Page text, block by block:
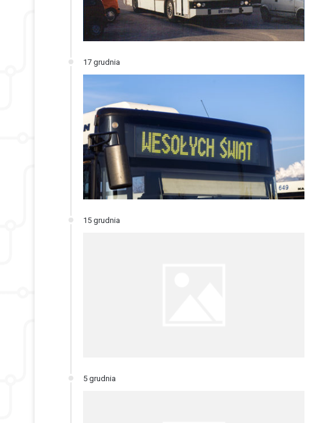
17 grudnia
15 grudnia
5 grudnia